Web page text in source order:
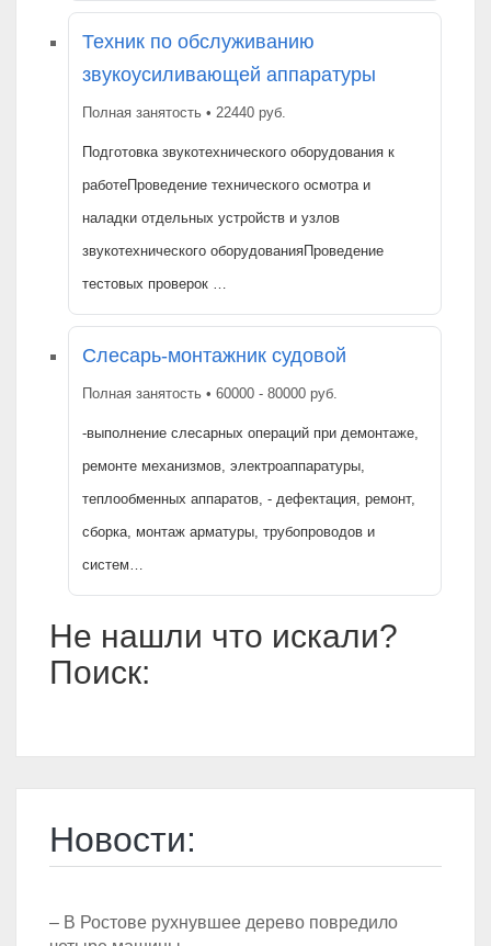
Техник по обслуживанию
звукоусиливающей аппаратуры
Полная занятость • 22440 руб.
Подготовка звукотехнического оборудования к
работеПроведение технического осмотра и
наладки отдельных устройств и узлов
звукотехнического оборудованияПроведение
тестовых проверок …
Слесарь-монтажник судовой
Полная занятость • 60000 - 80000 руб.
-выполнение слесарных операций при демонтаже,
ремонте механизмов, электроаппаратуры,
теплообменных аппаратов, - дефектация, ремонт,
сборка, монтаж арматуры, трубопроводов и
систем…
Не нашли что искали?
Поиск:
Новости:
– В Ростове рухнувшее дерево повредило